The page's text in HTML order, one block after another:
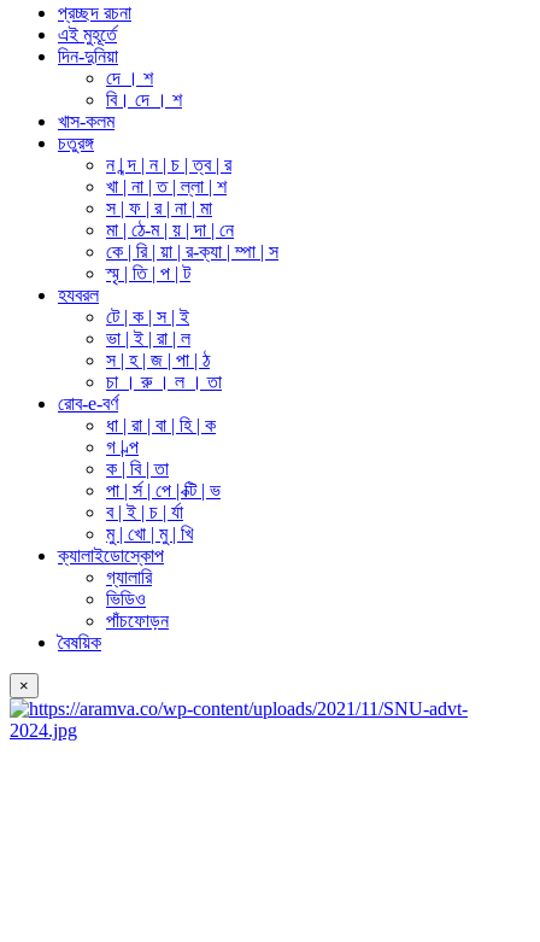
প্রচ্ছদ রচনা
এই মুহূর্তে
দিন-দুনিয়া
দে । শ
বি। দে । শ
খাস-কলম
চতুরঙ্গ
ন | ন্দ | ন | চ | ত্ব | র
খা | না | ত | ল্লা | শ
স | ফ | র | না | মা
মা | ঠে-ম | য় | দা | নে
কে | রি | য়া | র-ক্যা | ম্পা | স
স্মৃ | তি | প | ট
হযবরল
টে | ক | স | ই
ভা | ই | রা | ল
স | হ | জ | পা | ঠ
চা । রু । ল । তা
রোব-e-বর্ণ
ধা | রা | বা | হি | ক
গ | ল্প
ক | বি | তা
পা | র্স | পে | ক্টি | ভ
ব | ই | চ | র্যা
মু | খো | মু | খি
ক্যালাইডোস্কোপ
গ্যালারি
ভিডিও
পাঁচফোড়ন
বৈষয়িক
×